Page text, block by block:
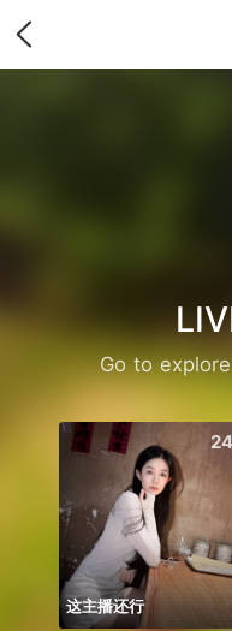
Go to
这主播还行